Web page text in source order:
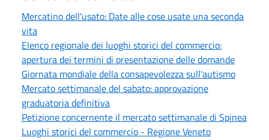
Mercatino dell'usato: Date alle cose usate una seconda
vita
Elenco regionale dei luoghi storici del commercio:
apertura dei termini di presentazione delle domande
Giornata mondiale della consapevolezza sull'autismo
Mercato settimanale del sabato: approvazione
graduatoria definitiva
Petizione concernente il mercato settimanale di Spinea
Luoghi storici del commercio - Regione Veneto